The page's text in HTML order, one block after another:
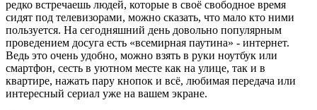
редко встречаешь людей, которые в своё свободное время
сидят под телевизорами, можно сказать, что мало кто ними
пользуется. На сегодняшний день довольно популярным
проведением досуга есть «всемирная паутина» - интернет.
Ведь это очень удобно, можно взять в руки ноутбук или
смартфон, сесть в уютном месте как на улице, так и в
квартире, нажать пару кнопок и всё, любимая передача или
интересный сериал уже на вашем экране.